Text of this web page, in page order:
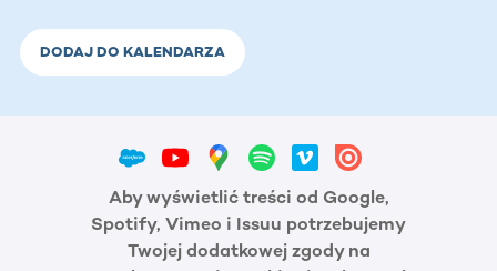
DODAJ DO KALENDARZA
Aby wyświetlić treści od Google,
Spotify, Vimeo i Issuu potrzebujemy
Twojej dodatkowej zgody na